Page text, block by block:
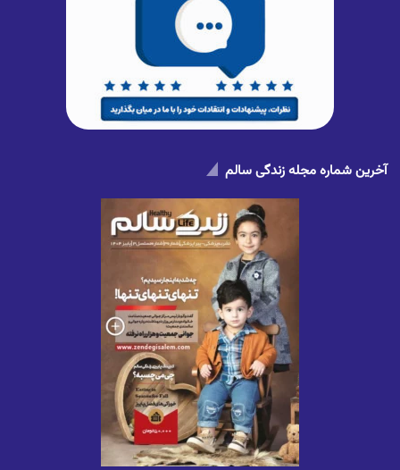
آخرین شماره مجله زندگی سالم